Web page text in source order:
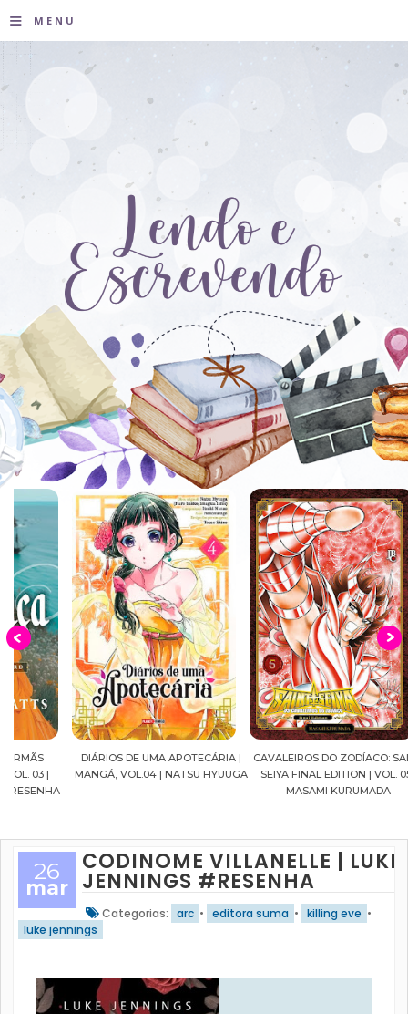
≡ MENU
DIÁRIOS DE UMA APOTECÁRIA |
MANGÁ, VOL.04 | NATSU HYUUGA
CAVALEIROS DO ZODÍACO: SAINT
SEIYA FINAL EDITION | VOL. 05 |
MASAMI KURUMADA
26
mar
CODINOME VILLANELLE | LUKE
JENNINGS #RESENHA
Categorias: arc • editora suma • killing eve •
luke jennings